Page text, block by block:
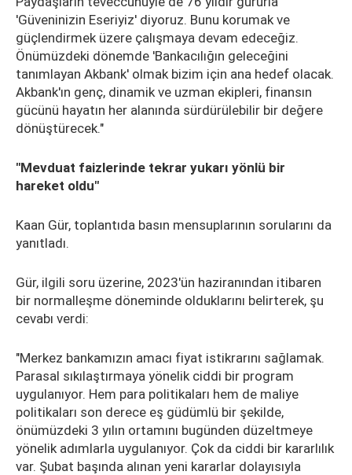
'Güveninizin Eseriyiz' diyoruz. Bunu korumak ve
güçlendirmek üzere çalışmaya devam edeceğiz.
Önümüzdeki dönemde 'Bankacılığın geleceğini
tanımlayan Akbank' olmak bizim için ana hedef olacak.
Akbank'ın genç, dinamik ve uzman ekipleri, finansın
gücünü hayatın her alanında sürdürülebilir bir değere
dönüştürecek."
"Mevduat faizlerinde tekrar yukarı yönlü bir
hareket oldu"
Kaan Gür, toplantıda basın mensuplarının sorularını da
yanıtladı.
Gür, ilgili soru üzerine, 2023'ün haziranından itibaren
bir normalleşme döneminde olduklarını belirterek, şu
cevabı verdi:
"Merkez bankamızın amacı fiyat istikrarını sağlamak.
Parasal sıkılaştırmaya yönelik ciddi bir program
uygulanıyor. Hem para politikaları hem de maliye
politikaları son derece eş güdümlü bir şekilde,
önümüzdeki 3 yılın ortamını bugünden düzeltmeye
yönelik adımlarla uygulanıyor. Çok da ciddi bir kararlılık
var. Şubat başında alınan yeni kararlar dolayısıyla